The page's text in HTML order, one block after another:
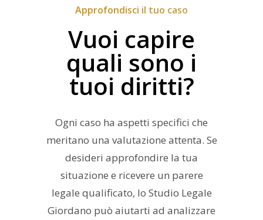
Approfondisci il tuo caso
Vuoi capire
quali sono i
tuoi diritti?
Ogni caso ha aspetti specifici che
meritano una valutazione attenta. Se
desideri approfondire la tua
situazione e ricevere un parere
legale qualificato, lo Studio Legale
Giordano può aiutarti ad analizzare